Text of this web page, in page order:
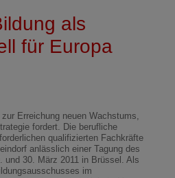
als
für Europa
Erreichung neuen Wachstums,
fordert. Die berufliche
qualifizierten Fachkräfte
anlässlich einer Tagung des
und 30. März 2011 in Brüssel. Als
im